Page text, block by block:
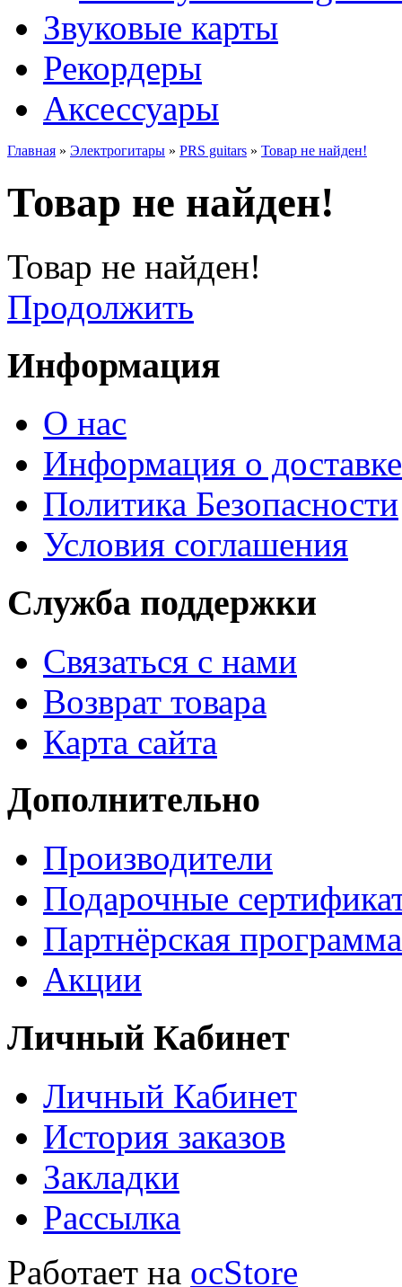
Звуковые карты
Рекордеры
Аксессуары
Главная » Электрогитары » PRS guitars » Товар не найден!
Товар не найден!
Товар не найден!
Продолжить
Информация
О нас
Информация о доставке
Политика Безопасности
Условия соглашения
Служба поддержки
Связаться с нами
Возврат товара
Карта сайта
Дополнительно
Производители
Подарочные
Партнёрская программа
Акции
Личный Кабинет
Личный Кабинет
История заказов
Закладки
Рассылка
Работает на ocStore